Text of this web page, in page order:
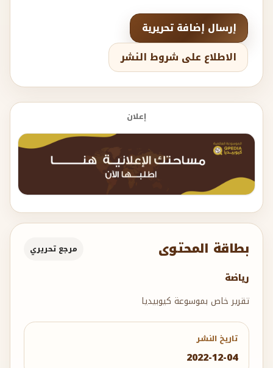
بطاقة المحتوى مرجع تحريري
رياضة
تقرير خاص بموسوعة كيوبيديا
تاريخ النشر
2022-12-04
إرسال إضافة تحريرية
الاطلاع على شروط النشر
إعلان